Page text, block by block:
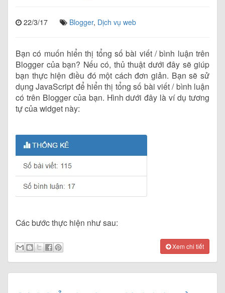
22/3/17 Blogger, Dịch vụ web
Bạn có muốn hiển thị tổng số bài viết / bình luận trên
Blogger của bạn? Nếu có, thủ thuật dưới đây sẽ giúp
bạn thực hiện điều đó một cách đơn giản. Bạn sẽ sử
dụng JavaScript để hiển thị tổng số bài viết / bình luận
có trên Blogger của bạn. Hình dưới đây là ví dụ tương
tự của widget này:
Các bước thực hiện như sau:
Xem chi tiết